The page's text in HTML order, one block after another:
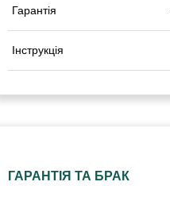
Гарантія
Інструкція
ГАРАНТІЯ ТА БРАК